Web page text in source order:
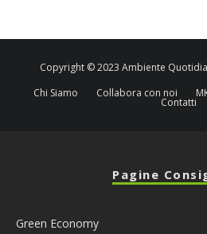
Copyright © 2023 Ambiente
Chi Siamo
Collabora con noi
Contatti
Pagine
Green Economy